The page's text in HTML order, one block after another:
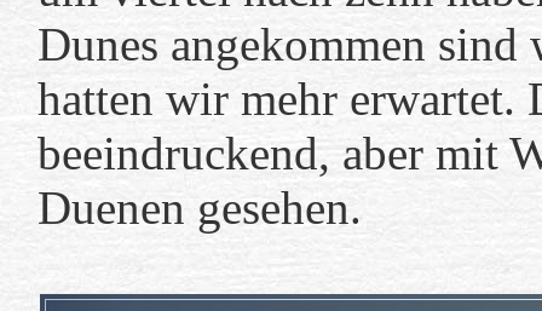
Dunes angekommen
hatten wir mehr erwartet.
beeindruckend, aber mit
Duenen gesehen.